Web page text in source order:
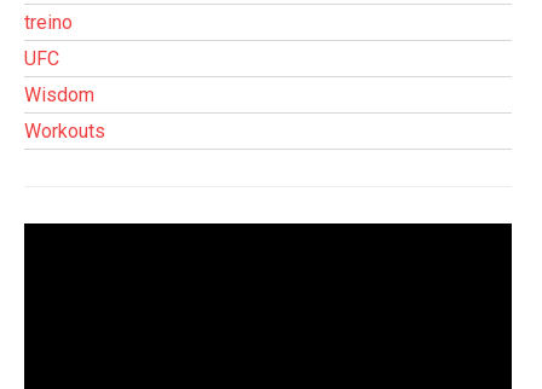
treino
UFC
Wisdom
Workouts